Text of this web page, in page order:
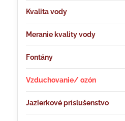
Kvalita vody
Meranie kvality vody
Fontány
Vzduchovanie/ ozón
Jazierkové príslušenstvo